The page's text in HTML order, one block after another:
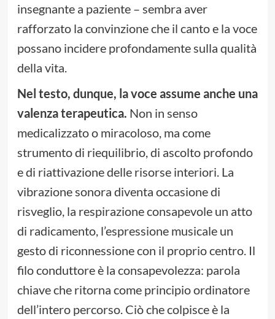
insegnante a paziente – sembra aver
rafforzato la convinzione che il canto e la voce
possano incidere profondamente sulla qualità
della vita.
Nel testo, dunque, la voce assume anche una
valenza terapeutica. Non in senso
medicalizzato o miracoloso, ma come
strumento di riequilibrio, di ascolto profondo
e di riattivazione delle risorse interiori. La
vibrazione sonora diventa occasione di
risveglio, la respirazione consapevole un atto
di radicamento, l’espressione musicale un
gesto di riconnessione con il proprio centro. Il
filo conduttore è la consapevolezza: parola
chiave che ritorna come principio ordinatore
dell’intero percorso. Ciò che colpisce è la